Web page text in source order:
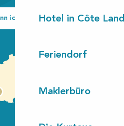
Hotel in Côte
Feriendorf
Maklerbüro
ich kommen?